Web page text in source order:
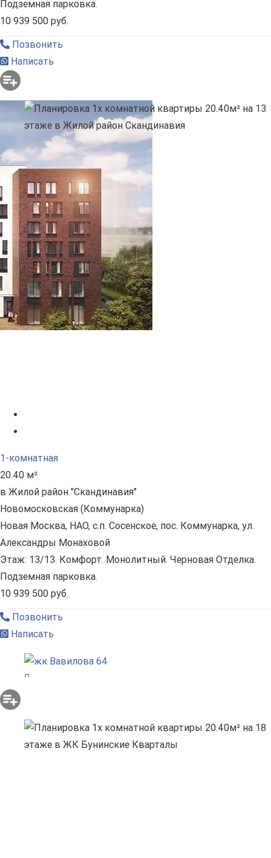
Подземная парковка.
10 939 500 руб.
Позвонить
Написать
1-комнатная
20.40 м²
в Жилой район "Скандинавия"
Новомосковская (Коммунарка)
Новая Москва, НАО, с.п. Сосенское, пос. Коммунарка, ул.
Александры Монаховой
Этаж: 13/13. Комфорт. Монолитный. Черновая Отделка.
Подземная парковка.
10 939 500 руб.
Позвонить
Написать